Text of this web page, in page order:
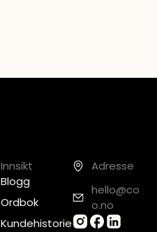
Innsikt
Blogg
Ordbok
Kundehistorie
Adresse
hello@co
o.no